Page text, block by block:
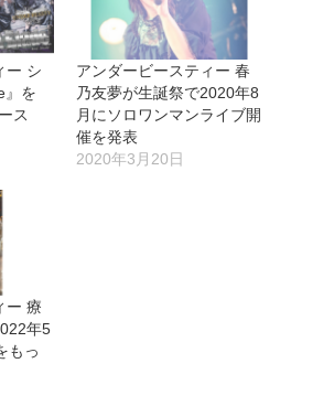
ー シ
』を
ス
アンダービースティー 春
乃友夢が生誕祭で2020年8
月にソロワンマンライブ開
催を発表
2020年3月20日
ー 療
年5
もっ